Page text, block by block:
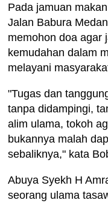
Pada jamuan
Jalan Babura
memohon doa agar
kemudahan dalam
melayani
"Tugas dan
tanpa didampingi,
alim ulama, tokoh
bukannya malah
sebaliknya," kata
Abuya Syekh H
seorang ulama